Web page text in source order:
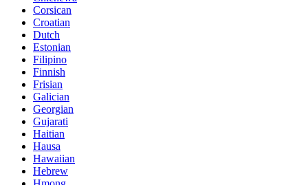
Corsican
Croatian
Dutch
Estonian
Filipino
Finnish
Frisian
Galician
Georgian
Gujarati
Haitian
Hausa
Hawaiian
Hebrew